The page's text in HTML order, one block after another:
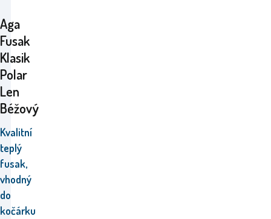
Aga
Fusak
Klasik
Polar
Len
Béžový
Kvalitní
teplý
fusak,
vhodný
do
kočárku